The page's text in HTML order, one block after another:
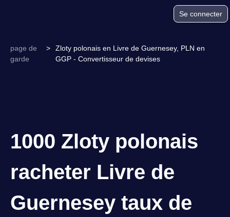
Se connecter
page de
garde
>
Zloty polonais en Livre de Guernesey, PLN en
GGP - Convertisseur de devises
1000 Zloty polonais
racheter Livre de
Guernesey taux de